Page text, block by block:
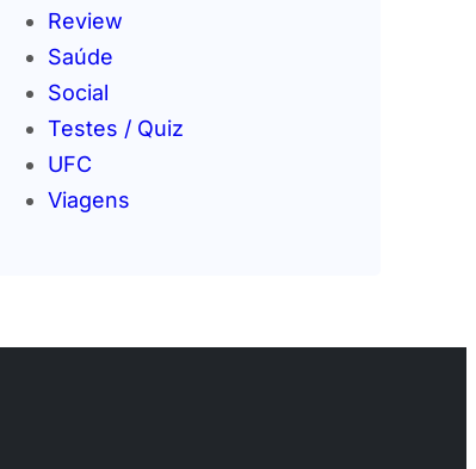
Review
Saúde
Social
Testes / Quiz
UFC
Viagens